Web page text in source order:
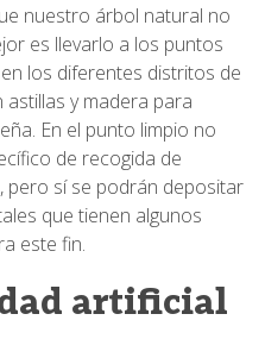
nuestro árbol natural no
es llevarlo a los puntos
los diferentes distritos de
astillas y madera para
En el punto limpio no
de recogida de
pero sí se podrán depositar
que tienen algunos
este fin.
artificial